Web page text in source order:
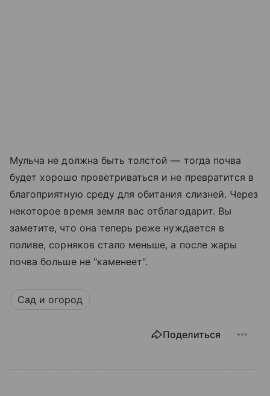
Мульча не должна быть толстой — тогда почва
будет хорошо проветриваться и не превратится в
благоприятную среду для обитания слизней. Через
некоторое время земля вас отблагодарит. Вы
заметите, что она теперь реже нуждается в
поливе, сорняков стало меньше, а после жары
почва больше не "каменеет".
Сад и огород
Поделиться